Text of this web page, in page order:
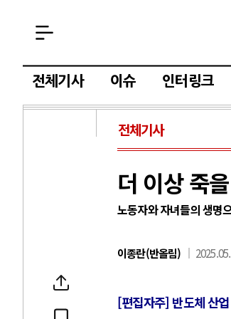
전체기사 이슈 인터링크
전체기사
더 이상 죽
노동자와 자녀들의 생명
이종란(반올림)
[편집자주] 반도체 산